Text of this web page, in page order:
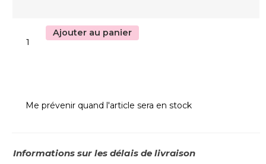
Ajouter au panier
Me prévenir quand l'article sera en stock
Informations sur les délais de livraison